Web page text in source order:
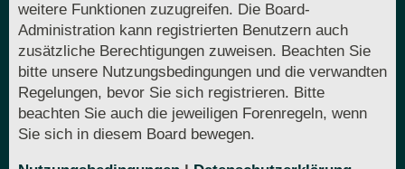
weitere Funktionen zuzugreifen. Die Board-
Administration kann registrierten Benutzern auch
zusätzliche Berechtigungen zuweisen. Beachten Sie
bitte unsere Nutzungsbedingungen und die verwandten
Regelungen, bevor Sie sich registrieren. Bitte
beachten Sie auch die jeweiligen Forenregeln, wenn
Sie sich in diesem Board bewegen.